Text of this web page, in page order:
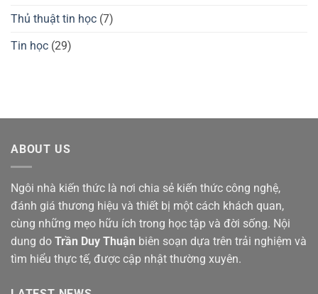
Thủ thuật tin học (7)
Tin học (29)
ABOUT US
Ngôi nhà kiến thức là nơi chia sẻ kiến thức công nghệ,
đánh giá thương hiệu và thiết bị một cách khách quan,
cùng những mẹo hữu ích trong học tập và đời sống. Nội
dung do Trần Duy Thuận biên soạn dựa trên trải nghiệm và
tìm hiểu thực tế, được cập nhật thường xuyên.